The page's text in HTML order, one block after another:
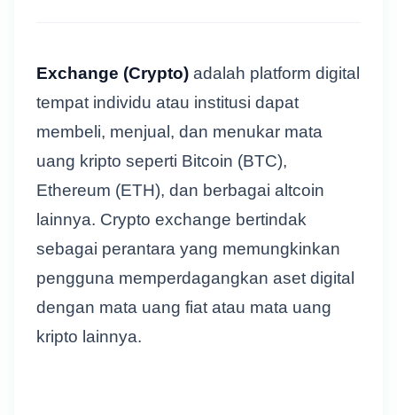
Exchange (Crypto) adalah platform digital
tempat individu atau institusi dapat
membeli, menjual, dan menukar mata
uang kripto seperti Bitcoin (BTC),
Ethereum (ETH), dan berbagai altcoin
lainnya. Crypto exchange bertindak
sebagai perantara yang memungkinkan
pengguna memperdagangkan aset digital
dengan mata uang fiat atau mata uang
kripto lainnya.